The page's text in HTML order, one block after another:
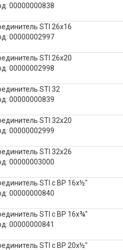
00000000838
STI 26х16
00000002997
STI 26х20
00000002998
STI 32
00000000839
STI 32х20
00000002999
STI 32х26
00000003000
STI с ВР 16х½"
00000000840
STI с ВР 16х¾"
00000000841
STI с ВР 20х½"